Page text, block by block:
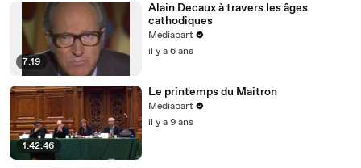
7:19
Alain Decaux à travers les âges
cathodiques
Mediapart
il y a 6 ans
1:42:46
Le printemps du Maitron
Mediapart
il y a 9 ans